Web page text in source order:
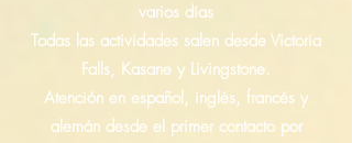
varios días
Todas las actividades salen desde Victoria
Falls, Kasane y Livingstone.
Atención en español, inglés, francés y
alemán desde el primer contacto por